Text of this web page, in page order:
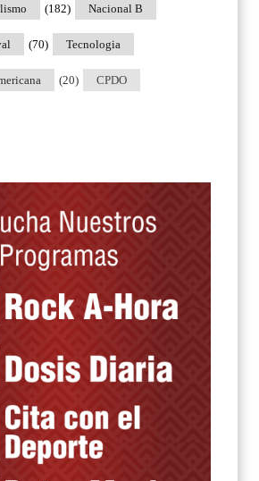
Nacional B
(182)
Tecnologia
(70)
CPDO
(20)